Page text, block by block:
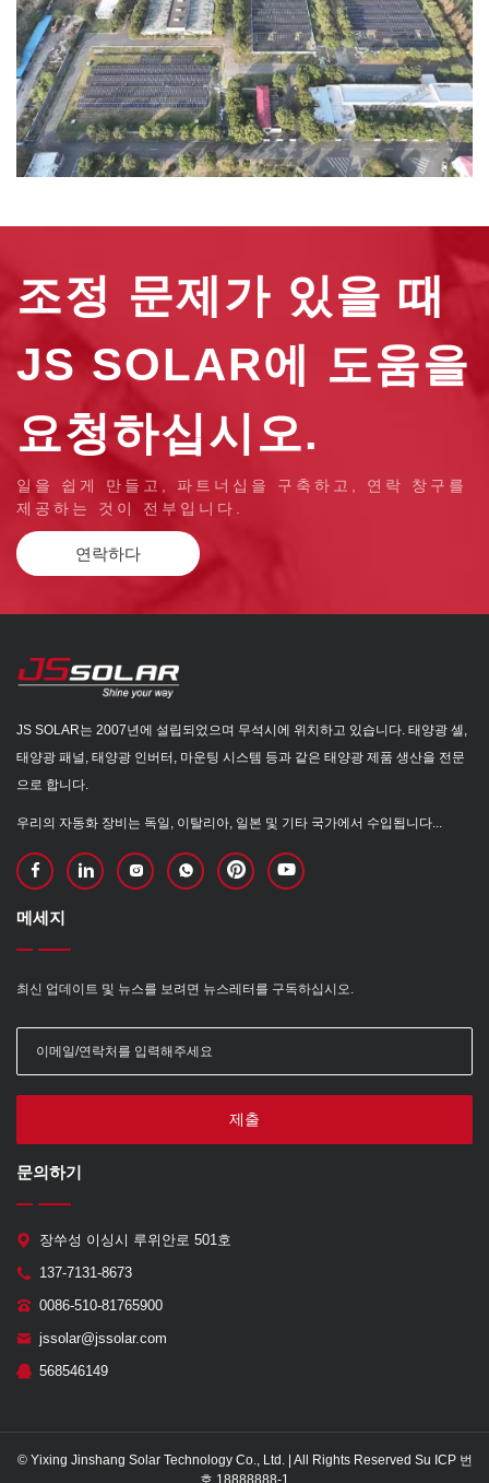
조정 문제가 있을 때
JS SOLAR에 도움을
요청하십시오.
일을 쉽게 만들고, 파트너십을 구축하고, 연락 창구를
제공하는 것이 전부입니다.
연락하다
JS SOLAR는 2007년에 설립되었으며 무석시에 위치하고 있습니다. 태양광 셀,
태양광 패널, 태양광 인버터, 마운팅 시스템 등과 같은 태양광 제품 생산을 전문
으로 합니다.
우리의 자동화 장비는 독일, 이탈리아, 일본 및 기타 국가에서 수입됩니다...
메세지
최신 업데이트 및 뉴스를 보려면 뉴스레터를 구독하십시오.
제출
문의하기
장쑤성 이싱시 루위안로 501호
137-7131-8673
0086-510-81765900
jssolar@jssolar.com
568546149
© Yixing Jinshang Solar Technology Co., Ltd. | All Rights Reserved Su ICP 번
호 18888888-1